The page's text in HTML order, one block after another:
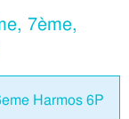
7ème,
Harmos 6P